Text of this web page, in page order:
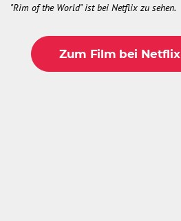
"Rim of the World" ist bei Netflix zu sehen.
Zum Film bei Netflix